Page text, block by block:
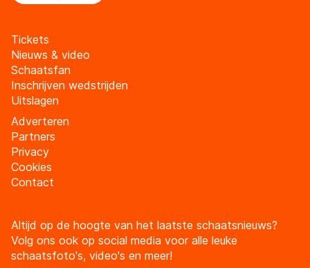
Tickets
Nieuws & video
Schaatsfan
Inschrijven wedstrijden
Uitslagen
Adverteren
Partners
Privacy
Cookies
Contact
Altijd op de hoogte van het laatste schaatsnieuws?
Volg ons ook op social media voor alle leuke
schaatsfoto's, video's en meer!